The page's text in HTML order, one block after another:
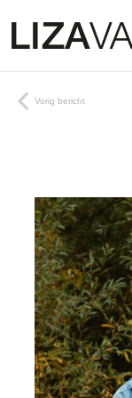
Vorig bericht